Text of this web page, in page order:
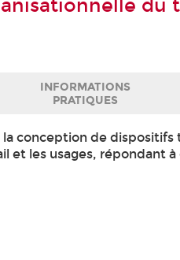
du
INFORMATIONS
PRATIQUES
conception de dispositifs
et les usages, répondant